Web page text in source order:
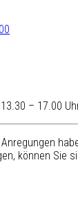
– 17.00
können Sie